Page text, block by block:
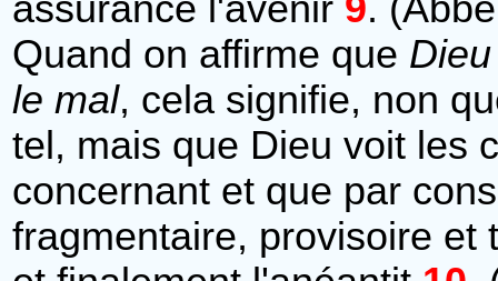
assurance l'avenir 9.
Quand on affirme que
le mal, cela signifie, non
tel, mais que Dieu voit les
concernant et que par
fragmentaire, provisoire et